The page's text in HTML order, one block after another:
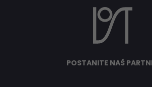
POSTANITE NAŠ